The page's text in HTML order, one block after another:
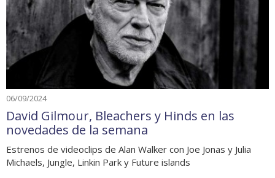
06/09/2024
David Gilmour, Bleachers y Hinds en las
novedades de la semana
Estrenos de videoclips de Alan Walker con Joe Jonas y Julia
Michaels, Jungle, Linkin Park y Future islands